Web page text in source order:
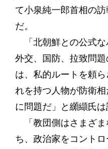
て小泉純一郎首相の
だ。
「北朝鮮との公式な
外交、国防、拉致問
は、私的ルートを頼
れを持つ人物が防衛
に問題だ」と纐纈氏は
「教団側はさまざま
ち、政治家をコントロ